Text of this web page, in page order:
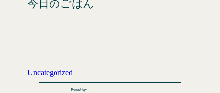
今日のごはん
Uncategorized
Posted by: